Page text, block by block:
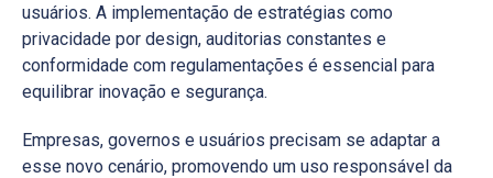
usuários. A implementação de estratégias como
privacidade por design, auditorias constantes e
conformidade com regulamentações é essencial para
equilibrar inovação e segurança.
Empresas, governos e usuários precisam se adaptar a
esse novo cenário, promovendo um uso responsável da